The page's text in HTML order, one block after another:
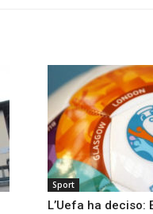
Sport
L’Uefa ha deciso: